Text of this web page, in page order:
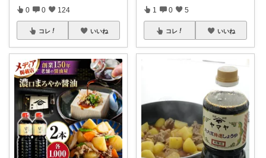
0 0 124
コレ いいね
1 0 5
コレ いいね